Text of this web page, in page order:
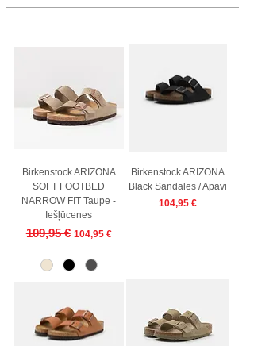
Birkenstock ARIZONA
SOFT FOOTBED
NARROW FIT Taupe -
Iešļūcenes
Regular Price
109,95 € Sale Price
104,95 €
Birkenstock ARIZONA
Black Sandales / Apavi
Price
104,95 €